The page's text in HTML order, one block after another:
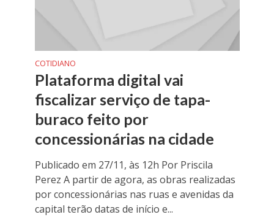
COTIDIANO
Plataforma digital vai
fiscalizar serviço de tapa-
buraco feito por
concessionárias na cidade
Publicado em 27/11, às 12h Por Priscila
Perez A partir de agora, as obras realizadas
por concessionárias nas ruas e avenidas da
capital terão datas de início e...